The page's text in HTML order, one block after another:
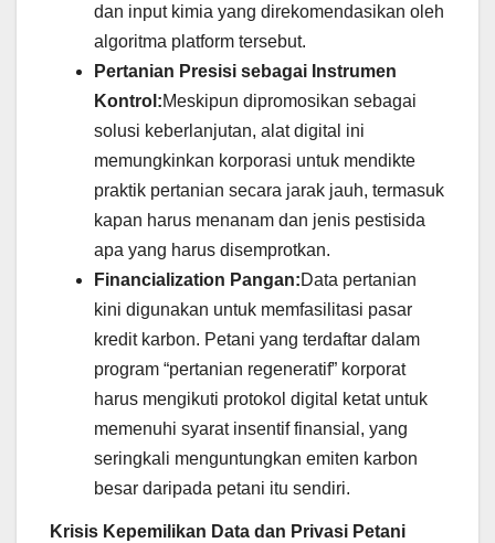
dan input kimia yang direkomendasikan oleh
algoritma platform tersebut.
Pertanian Presisi sebagai Instrumen
Kontrol:Meskipun dipromosikan sebagai
solusi keberlanjutan, alat digital ini
memungkinkan korporasi untuk mendikte
praktik pertanian secara jarak jauh, termasuk
kapan harus menanam dan jenis pestisida
apa yang harus disemprotkan.
Financialization Pangan:Data pertanian
kini digunakan untuk memfasilitasi pasar
kredit karbon. Petani yang terdaftar dalam
program “pertanian regeneratif” korporat
harus mengikuti protokol digital ketat untuk
memenuhi syarat insentif finansial, yang
seringkali menguntungkan emiten karbon
besar daripada petani itu sendiri.
Krisis Kepemilikan Data dan Privasi Petani